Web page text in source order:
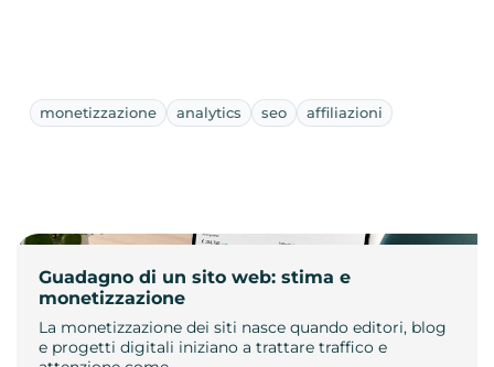
monetizzazione analytics seo affiliazioni
Guadagno di un sito web: stima e
monetizzazione
La monetizzazione dei siti nasce quando editori, blog
e progetti digitali iniziano a trattare traffico e